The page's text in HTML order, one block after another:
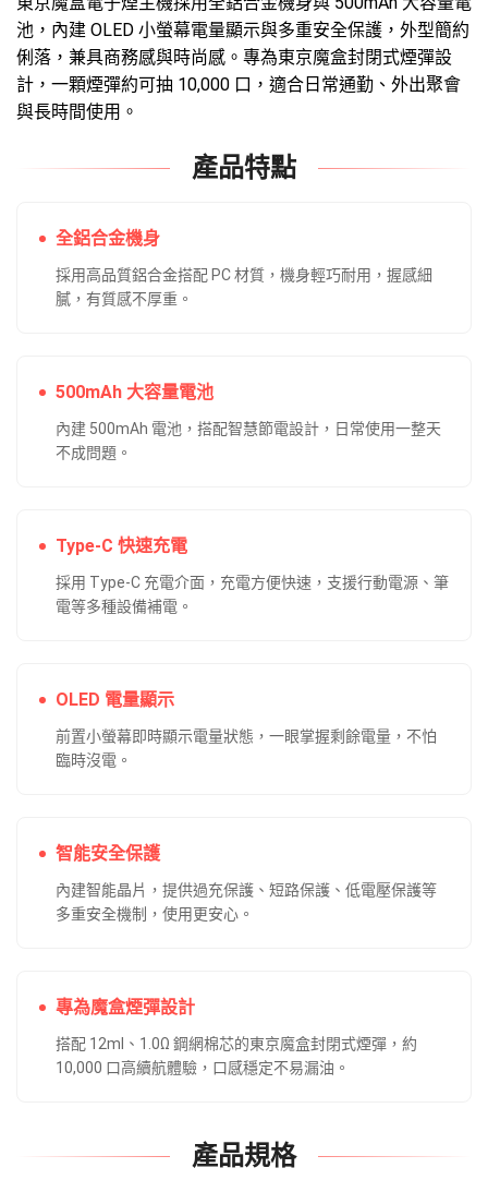
池，內建 OLED 小螢幕電量顯示與多重安全保護，外型簡約
俐落，兼具商務感與時尚感。專為東京魔盒封閉式煙彈設
計，一顆煙彈約可抽 10,000 口，適合日常通勤、外出聚會
與長時間使用。
產品特點
全鋁合金機身
採用高品質鋁合金搭配 PC 材質，機身輕巧耐用，握感細
膩，有質感不厚重。
500mAh 大容量電池
內建 500mAh 電池，搭配智慧節電設計，日常使用一整天
不成問題。
Type-C 快速充電
採用 Type-C 充電介面，充電方便快速，支援行動電源、筆
電等多種設備補電。
OLED 電量顯示
前置小螢幕即時顯示電量狀態，一眼掌握剩餘電量，不怕
臨時沒電。
智能安全保護
內建智能晶片，提供過充保護、短路保護、低電壓保護等
多重安全機制，使用更安心。
專為魔盒煙彈設計
搭配 12ml、1.0Ω 鋼網棉芯的東京魔盒封閉式煙彈，約
10,000 口高續航體驗，口感穩定不易漏油。
產品規格